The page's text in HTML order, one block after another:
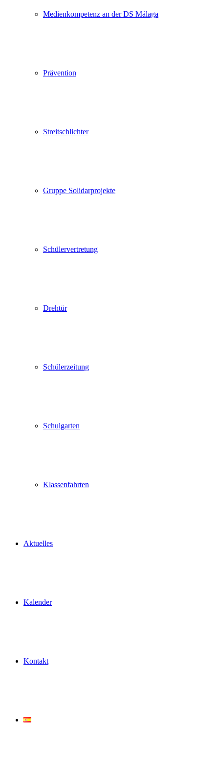
Medienkompetenz an der DS Málaga
Prävention
Streitschlichter
Gruppe Solidarprojekte
Schülervertretung
Drehtür
Schülerzeitung
Schulgarten
Klassenfahrten
Aktuelles
Kalender
Kontakt